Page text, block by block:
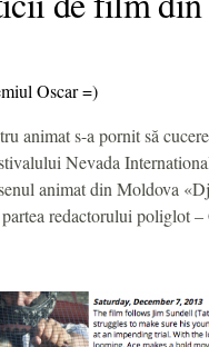
Oscar =)
animat s-a pornit să
Nevada
animat din Moldova
redactorului poliglot